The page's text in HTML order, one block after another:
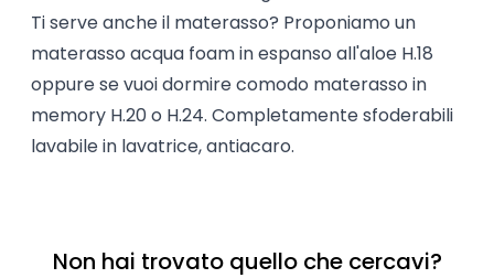
Ti serve anche il materasso? Proponiamo un
materasso acqua foam in espanso all'aloe H.18
oppure se vuoi dormire comodo materasso in
memory H.20 o H.24. Completamente sfoderabili
lavabile in lavatrice, antiacaro.
Non hai trovato quello che cercavi?